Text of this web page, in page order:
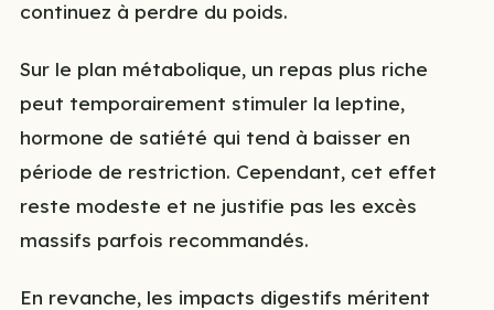
continuez à perdre du poids.
Sur le plan métabolique, un repas plus riche
peut temporairement stimuler la leptine,
hormone de satiété qui tend à baisser en
période de restriction. Cependant, cet effet
reste modeste et ne justifie pas les excès
massifs parfois recommandés.
En revanche, les impacts digestifs méritent